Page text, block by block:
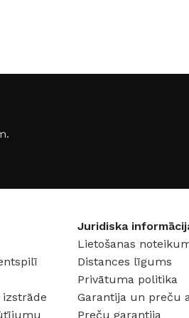
Flīzes
Skatīt
Dekoratīvās
Grīdām un sienām
Juridiska
Lietošanas
Distances līgums
Privātuma politika
Garantija un preču
Preču garantija